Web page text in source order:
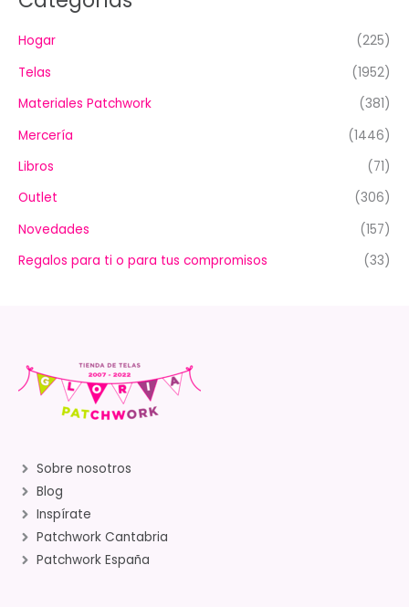
Hogar
(225)
Telas
(1952)
Materiales Patchwork
(381)
Mercería
(1446)
Libros
(71)
Outlet
(306)
Novedades
(157)
Regalos para ti o para tus compromisos
(33)
Sobre nosotros
Blog
Inspírate
Patchwork Cantabria
Patchwork España